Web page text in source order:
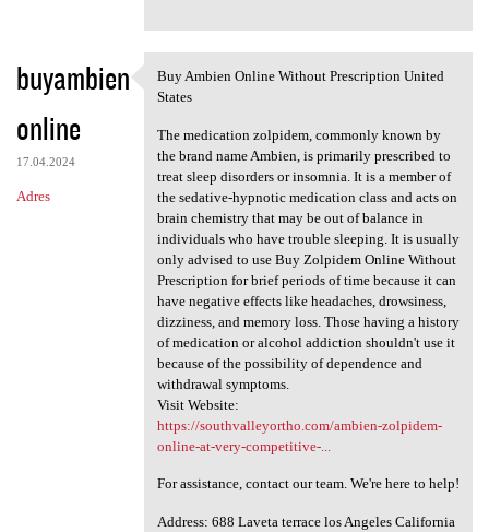
buyambien
online
17.04.2024
Adres
Buy Ambien Online Without
Buy Ambien Online Without Prescription United
States
The medication zolpidem, commonly known by
the brand name Ambien, is primarily prescribed to
treat sleep disorders or insomnia. It is a member of
the sedative-hypnotic medication class and acts on
brain chemistry that may be out of balance in
individuals who have trouble sleeping. It is usually
only advised to use Buy Zolpidem Online Without
Prescription for brief periods of time because it can
have negative effects like headaches, drowsiness,
dizziness, and memory loss. Those having a history
of medication or alcohol addiction shouldn't use it
because of the possibility of dependence and
withdrawal symptoms.
Visit Website:
https://southvalleyortho.com/ambien-zolpidem-
online-at-very-competitive-...
For assistance, contact our team. We're here to help!
Address: 688 Laveta terrace los Angeles California